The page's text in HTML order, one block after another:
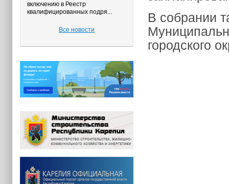
включению в Реестр
квалифицированных подря...
Все новости
В собрании
городского